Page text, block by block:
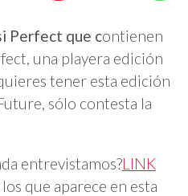
Perfect que contienen
una playera edición
tener esta edición
sólo contesta la
entrevistamos?LINK
que aparece en esta